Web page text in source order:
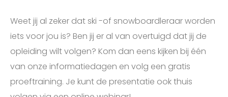
Weet jij al zeker dat ski -of snowboardleraar worden
iets voor jou is? Ben jij er al van overtuigd dat jij de
opleiding wilt volgen? Kom dan eens kijken bij één
van onze informatiedagen en volg een gratis
proeftraining. Je kunt de presentatie ook thuis